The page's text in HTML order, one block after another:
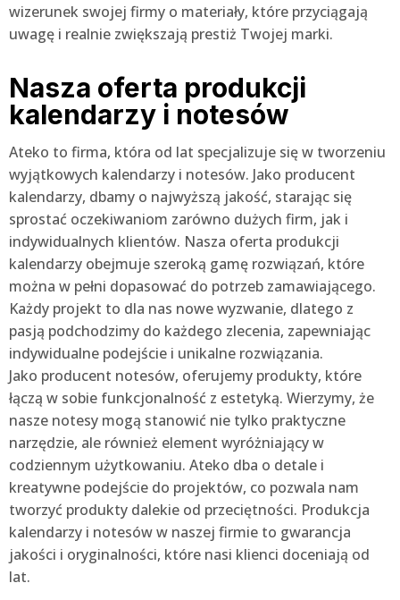
wizerunek swojej firmy o materiały, które przyciągają
uwagę i realnie zwiększają prestiż Twojej marki.
Nasza oferta produkcji
kalendarzy i notesów
Ateko to firma, która od lat specjalizuje się w tworzeniu
wyjątkowych kalendarzy i notesów. Jako producent
kalendarzy, dbamy o najwyższą jakość, starając się
sprostać oczekiwaniom zarówno dużych firm, jak i
indywidualnych klientów. Nasza oferta produkcji
kalendarzy obejmuje szeroką gamę rozwiązań, które
można w pełni dopasować do potrzeb zamawiającego.
Każdy projekt to dla nas nowe wyzwanie, dlatego z
pasją podchodzimy do każdego zlecenia, zapewniając
indywidualne podejście i unikalne rozwiązania.
Jako producent notesów, oferujemy produkty, które
łączą w sobie funkcjonalność z estetyką. Wierzymy, że
nasze notesy mogą stanowić nie tylko praktyczne
narzędzie, ale również element wyróżniający w
codziennym użytkowaniu. Ateko dba o detale i
kreatywne podejście do projektów, co pozwala nam
tworzyć produkty dalekie od przeciętności. Produkcja
kalendarzy i notesów w naszej firmie to gwarancja
jakości i oryginalności, które nasi klienci doceniają od
lat.